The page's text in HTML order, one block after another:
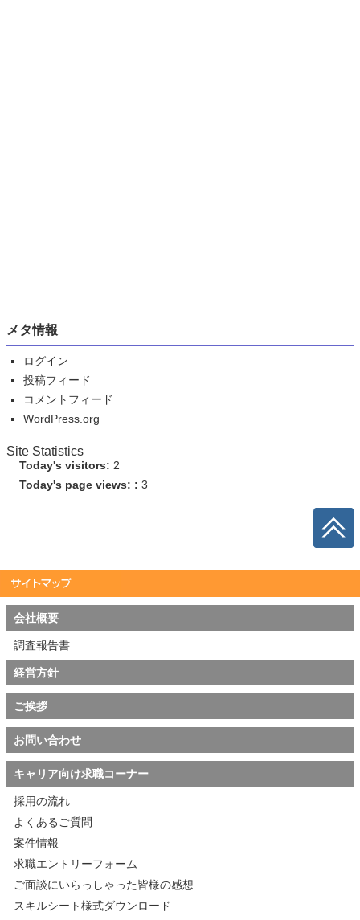
メタ情報
ログイン
投稿フィード
コメントフィード
WordPress.org
Site Statistics
Today's visitors: 2
Today's page views: : 3
会社概要
調査報告書
経営方針
ご挨拶
お問い合わせ
キャリア向け求職コーナー
採用の流れ
よくあるご質問
案件情報
求職エントリーフォーム
ご面談にいらっしゃった皆様の感想
スキルシート様式ダウンロード